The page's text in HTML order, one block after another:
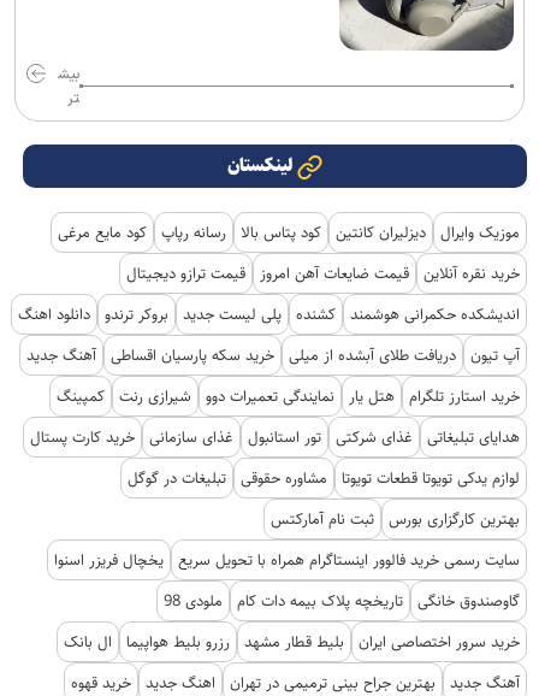
بیش
تر
لینکستان
موزیک وایرال دیزلیران کانتین کود پتاس بالا رسانه رپاپ کود مایع مرغی
خرید نقره آنلاین قیمت ضایعات آهن امروز
قیمت ترازو دیجیتال
اندیشکده حکمرانی هوشمند کشنده پلی لیست جدید بروکر ترندو دانلود اهنگ
آپ تیون دریافت طلای آبشده از میلی خرید سکه پارسیان اقساطی آهنگ جدید
خرید استارز تلگرام هتل یار نمایندگی تعمیرات دوو شیرازی رنت کمپینگ
هدایای تبلیغاتی
غذای شرکتی تور استانبول غذای سازمانی خرید کارت پستال
لوازم یدکی تویوتا قطعات تویوتا
مشاوره حقوقی تبلیغات در گوگل
بهترین کارگزاری بورس ثبت نام آمارکتس
سایت رسمی خرید فالوور اینستاگرام همراه با تحویل سریع یخچال فریزر اسنوا
گاوصندوق خانگی تاریخچه پلاک بیمه دات کام
ملودی 98
خرید سرور اختصاصی ایران
بلیط قطار مشهد رزرو بلیط هواپیما
ال بانک
آهنگ جدید
بهترین جراح بینی ترمیمی در تهران اهنگ جدید خرید قهوه